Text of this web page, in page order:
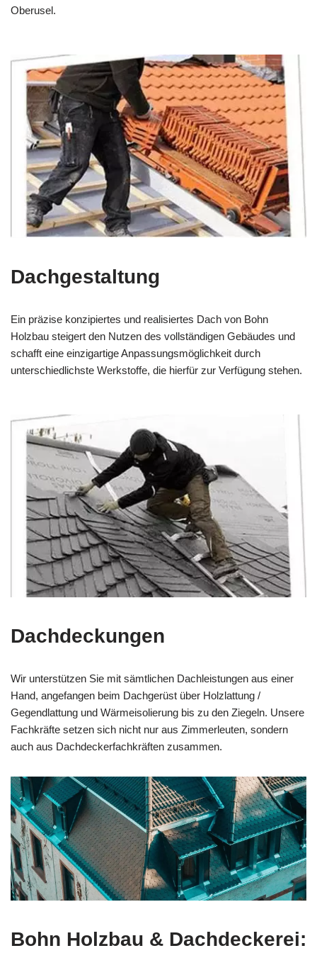
Oberusel.
Dachgestaltung
Ein präzise konzipiertes und realisiertes Dach von Bohn
Holzbau steigert den Nutzen des vollständigen Gebäudes und
schafft eine einzigartige Anpassungsmöglichkeit durch
unterschiedlichste Werkstoffe, die hierfür zur Verfügung stehen.
Dachdeckungen
Wir unterstützen Sie mit sämtlichen Dachleistungen aus einer
Hand, angefangen beim Dachgerüst über Holzlattung /
Gegendlattung und Wärmeisolierung bis zu den Ziegeln. Unsere
Fachkräfte setzen sich nicht nur aus Zimmerleuten, sondern
auch aus Dachdeckerfachkräften zusammen.
Bohn Holzbau & Dachdeckerei: